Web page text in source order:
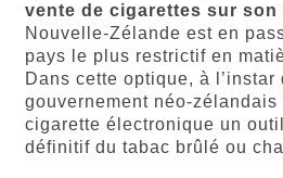
vente de cigarettes sur
Nouvelle-Zélande est en
pays le plus restrictif en
Dans cette optique, à l’instar
gouvernement néo-
cigarette électronique un
définitif du tabac brûlé ou